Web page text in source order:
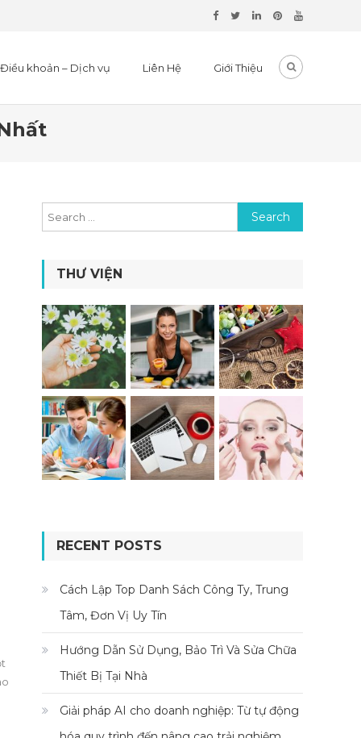
Điều khoản – Dịch vụ Liên Hệ Giới Thiệu
Search for:
THƯ VIỆN
RECENT POSTS
Cách Lập Top Danh Sách Công Ty, Trung
Tâm, Đơn Vị Uy Tín
Hướng Dẫn Sử Dụng, Bảo Trì Và Sửa Chữa
Thiết Bị Tại Nhà
Giải pháp AI cho doanh nghiệp: Từ tự động